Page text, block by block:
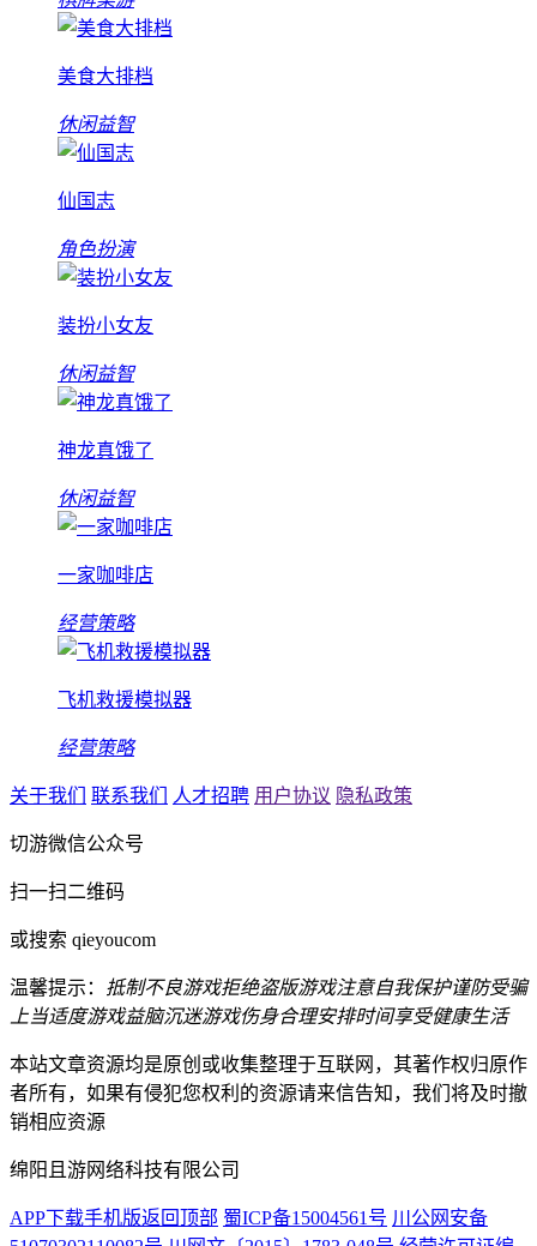
美食大排档
休闲益智
仙国志
角色扮演
装扮小女友
休闲益智
神龙真饿了
休闲益智
一家咖啡店
经营策略
飞机救援模拟器
经营策略
关于我们 联系我们 人才招聘 用户协议 隐私政策
切游微信公众号
扫一扫二维码
或搜索 qieyoucom
温馨提示： 抵制不良游戏拒绝盗版游戏注意自我保护谨防受骗
上当适度游戏益脑沉迷游戏伤身合理安排时间享受健康生活
本站文章资源均是原创或收集整理于互联网，其著作权归原作
者所有，如果有侵犯您权利的资源请来信告知，我们将及时撤
销相应资源
绵阳且游网络科技有限公司
APP下载手机版返回顶部 蜀ICP备15004561号 川公网安备